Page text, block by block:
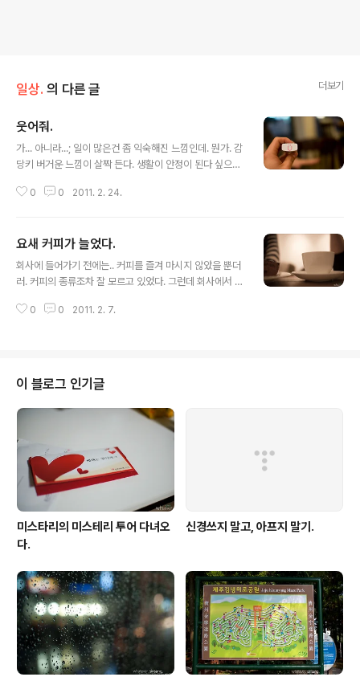
일상. 의 다른 글 더보기
웃어줘.
가... 아니라...; 일이 많은건 좀 익숙해진 느낌인데. 뭔가. 감
당키 버거운 느낌이 살짝 든다. 생활이 안정이 된다 싶으니
다. 웃어주자. 내가 농약같은 가시나에게;; 웃음을 받지 않
0 0 2011. 2. 24.
요새 커피가 늘었다.
회사에 들어가기 전에는.. 커피를 즐겨 마시지 않았을 뿐더
러. 커피의 종류조차 잘 모르고 있었다. 그런데 회사에서 커
잔, 두잔 일하면서 먹다보니 어느새 하루에 대략 한잔은 먹
싶을 때 커피를 자연스럽게 먹게 되는 것 같다. 아직 커피
맛이 좋네 어쩌네 하는건 잘 모르겠고.. 그냥 커피를 마실때
의 향이 좋고 이런저런 커피를 먹을때마다 비슷하면서도
다른 느낌이 좋다. 음... 그냥.. 갑자기 오늘 집에서 쉬며 집
안일을 하는데.. 커피한잔 했으면- 하는 생각이 들어서 주
절거렸다.
0 0 2011. 2. 7.
이 블로그 인기글
미스타리의 미스테리 투어 다녀오
다.
신경쓰지 말고, 아프지 말기.